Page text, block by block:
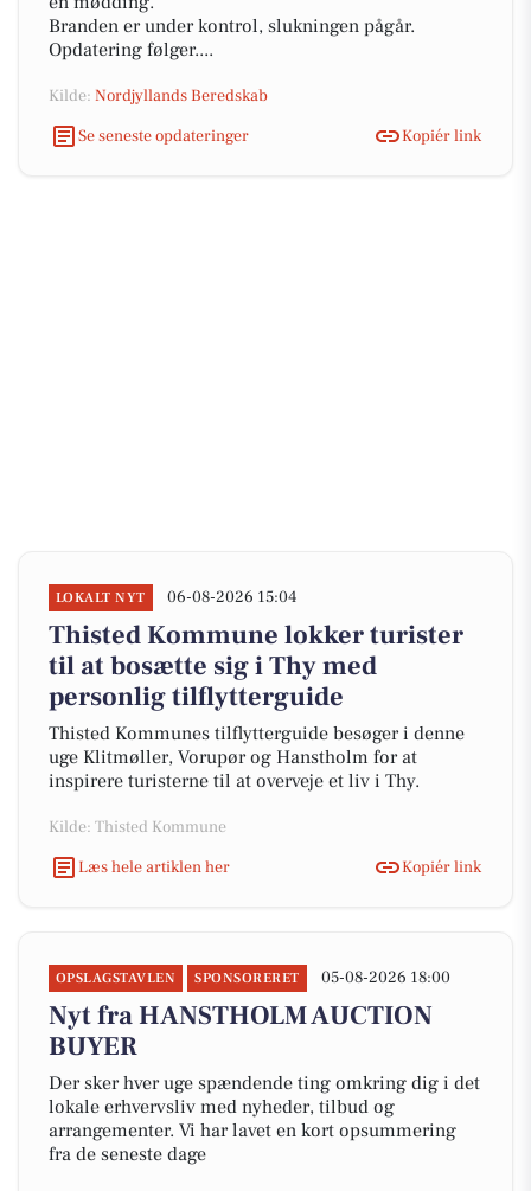
Branden er under kontrol, slukningen pågår.
Opdatering følger....
Kilde: Nordjyllands Beredskab
Se seneste opdateringer
Kopiér link
LOKALT NYT 06-08-2026 15:04
Thisted Kommune lokker turister
til at bosætte sig i Thy med
personlig tilflytterguide
Thisted Kommunes tilflytterguide besøger i denne
uge Klitmøller, Vorupør og Hanstholm for at
inspirere turisterne til at overveje et liv i Thy.
Kilde: Thisted Kommune
Læs hele artiklen her
Kopiér link
OPSLAGSTAVLEN SPONSORERET 05-08-2026 18:00
Nyt fra HANSTHOLM AUCTION
BUYER
Der sker hver uge spændende ting omkring dig i det
lokale erhvervsliv med nyheder, tilbud og
arrangementer. Vi har lavet en kort opsummering
fra de seneste dage